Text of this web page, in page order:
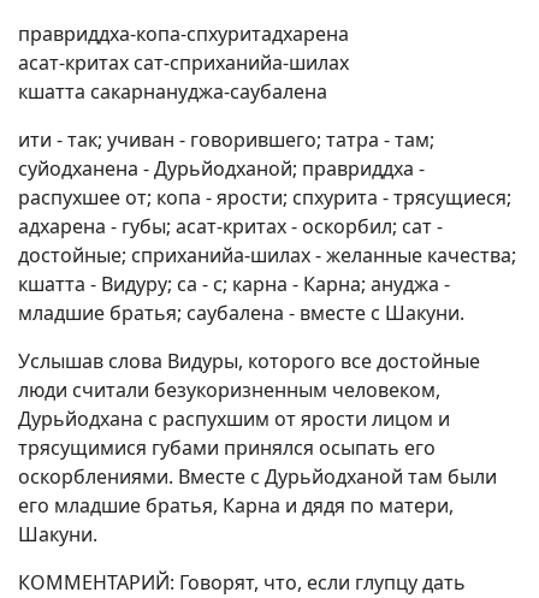
правриддха-копа-спхуритадхарена
асат-критах сат-сприханийа-шилах
кшатта сакарнануджа-саубалена
ити - так; учиван - говорившего; татра - там;
суйодханена - Дурьйодханой; правриддха -
распухшее от; копа - ярости; спхурита - трясущиеся;
адхарена - губы; асат-критах - оскорбил; сат -
достойные; сприханийа-шилах - желанные качества;
кшатта - Видуру; са - с; карна - Карна; ануджа -
младшие братья; саубалена - вместе с Шакуни.
Услышав слова Видуры, которого все достойные
люди считали безукоризненным человеком,
Дурьйодхана с распухшим от ярости лицом и
трясущимися губами принялся осыпать его
оскорблениями. Вместе с Дурьйодханой там были
его младшие братья, Карна и дядя по матери,
Шакуни.
КОММЕНТАРИЙ: Говорят, что, если глупцу дать